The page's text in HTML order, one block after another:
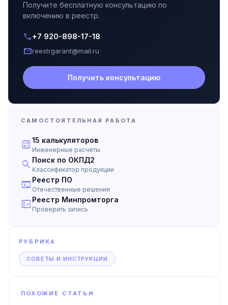
Получите бесплатную консультацию по
включению в реестр.
call+7 920-898-17-18
mailreestrgarant@mail.ru
Получить консультацию
САМОСТОЯТЕЛЬНАЯ РАБОТА
calculate 15 калькуляторов
Инженерные расчёты
search Поиск по ОКПД2
Классификатор продукции
terminal Реестр ПО
Отечественные решения
fact_check Реестр Минпромторга
Проверить запись
РУБРИКА
СОВЕТЫ И ИНСТРУКЦИИ
ПОХОЖИЕ СТАТЬИ